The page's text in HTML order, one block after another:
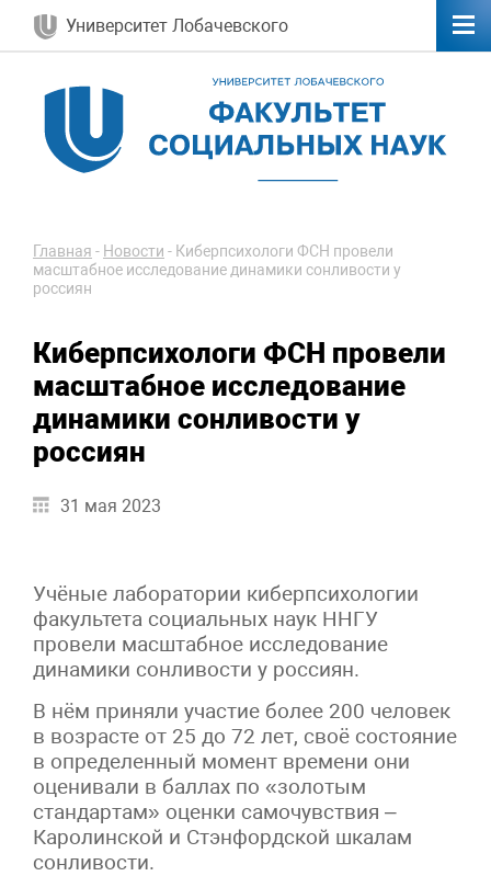
Университет Лобачевского
Главная - Новости - Киберпсихологи ФСН провели
масштабное исследование динамики сонливости у
россиян
Киберпсихологи ФСН провели
масштабное исследование
динамики сонливости у
россиян
31 мая 2023
Учёные лаборатории киберпсихологии
факультета социальных наук ННГУ
провели масштабное исследование
динамики сонливости у россиян.
В нём приняли участие более 200 человек
в возрасте от 25 до 72 лет, своё состояние
в определенный момент времени они
оценивали в баллах по «золотым
стандартам» оценки самочувствия –
Каролинской и Стэнфордской шкалам
сонливости.